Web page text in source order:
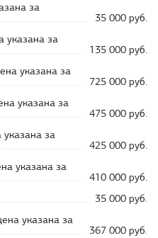
за
35 000 руб.
указана за
135 000 руб.
указана за
725 000 руб.
указана за
475 000 руб.
указана за
425 000 руб.
указана за
410 000 руб.
35 000 руб.
указана за
367 000 руб.